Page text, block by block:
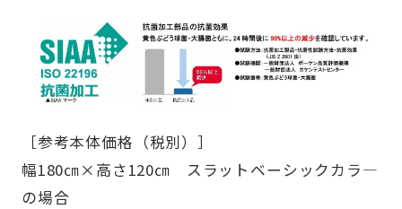
［参考本体価格（税別）］
幅180㎝×高さ120㎝ スラットベーシックカラ―
の場合